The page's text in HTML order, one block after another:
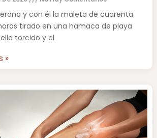
y con él la maleta de cuarenta
tirado en una hamaca de playa
torcido y el
»